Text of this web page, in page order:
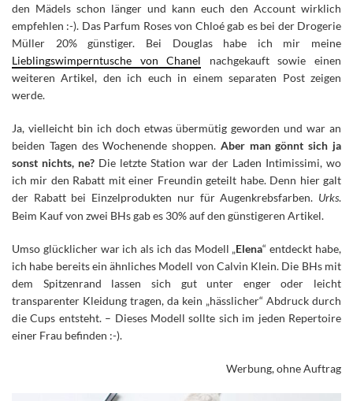
den Mädels schon länger und kann euch den Account wirklich
empfehlen :-). Das Parfum Roses von Chloé gab es bei der Drogerie
Müller 20% günstiger. Bei Douglas habe ich mir meine
Lieblingswimperntusche von Chanel nachgekauft sowie einen
weiteren Artikel, den ich euch in einem separaten Post zeigen
werde.
Ja, vielleicht bin ich doch etwas übermütig geworden und war an
beiden Tagen des Wochenende shoppen. Aber man gönnt sich ja
sonst nichts, ne? Die letzte Station war der Laden Intimissimi, wo
ich mir den Rabatt mit einer Freundin geteilt habe. Denn hier galt
der Rabatt bei Einzelprodukten nur für Augenkrebsfarben. Urks.
Beim Kauf von zwei BHs gab es 30% auf den günstigeren Artikel.
Umso glücklicher war ich als ich das Modell „Elena“ entdeckt habe,
ich habe bereits ein ähnliches Modell von Calvin Klein. Die BHs mit
dem Spitzenrand lassen sich gut unter enger oder leicht
transparenter Kleidung tragen, da kein „hässlicher“ Abdruck durch
die Cups entsteht. – Dieses Modell sollte sich im jeden Repertoire
einer Frau befinden :-).
Werbung, ohne Auftrag